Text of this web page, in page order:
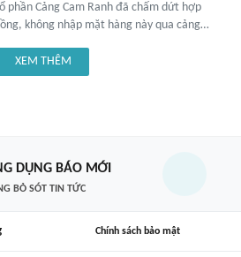
phần Cảng Cam Ranh đã chấm dứt hợp
không nhập mặt hàng này qua cảng…
XEM THÊM
DỤNG BÁO MỚI
BỎ SÓT TIN TỨC
Chính sách bảo mật